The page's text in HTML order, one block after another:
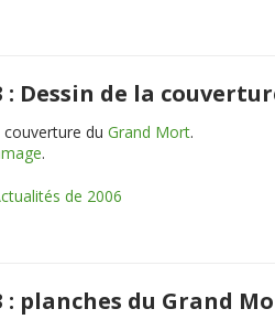
: Dessin de la
couverture du Grand Mort.
.
de 2006
: planches du Grand